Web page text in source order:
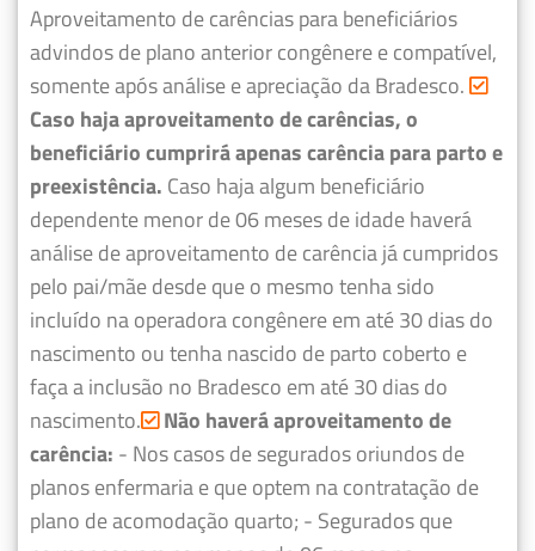
Aproveitamento de carências para beneficiários
advindos de plano anterior congênere e compatível,
somente após análise e apreciação da Bradesco.
Caso haja aproveitamento de carências, o
beneficiário cumprirá apenas carência para parto e
preexistência. Caso haja algum beneficiário
dependente menor de 06 meses de idade haverá
análise de aproveitamento de carência já cumpridos
pelo pai/mãe desde que o mesmo tenha sido
incluído na operadora congênere em até 30 dias do
nascimento ou tenha nascido de parto coberto e
faça a inclusão no Bradesco em até 30 dias do
nascimento. Não haverá aproveitamento de
carência: - Nos casos de segurados oriundos de
planos enfermaria e que optem na contratação de
plano de acomodação quarto; - Segurados que